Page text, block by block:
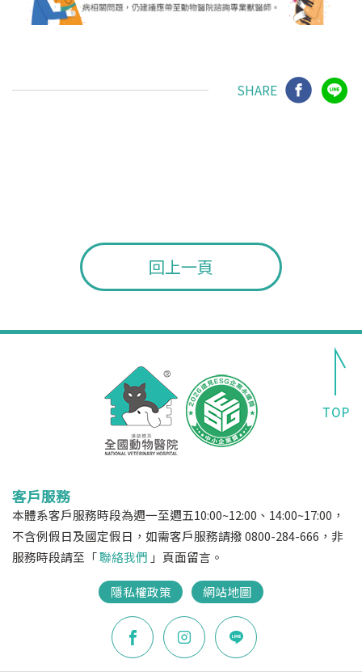
SHARE
回上一頁
客戶服務
本體系客戶服務時段為週一至週五10:00~12:00、14:00~17:00，
不含例假日及國定假日，如需客戶服務請撥 0800-284-666，非
服務時段請至「聯絡我們 」頁面留言。
隱私權政策 網站地圖